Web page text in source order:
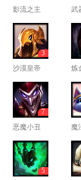
影流之主
武
沙漠皇帝
3
炼
恶魔小丑
7
魔
5